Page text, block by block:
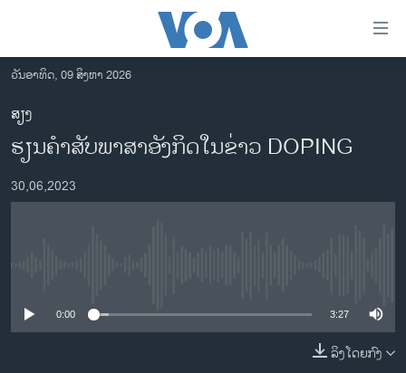
ເຂົ້າ
ຫາ
ຂ້າມ
ຂ້າມ
ຂ້າມ
ໄປ
ລາວ
ອາເມຣິກາ
ການເລືອກຕັ້ງ ປະທານາທີບໍດີ ສະຫະລັດ 2024
ອິດສະຫຼະພາບດ້ານການຂ່າວ
ວັນອາທິດ, 09 ສິງຫາ 2026
ສຽງ
ຮຽນຄຳສັບພາສາອັງກິດໃນຂ່າວ DOPING
30,06,2023
0:00 3:27
ລິງໂດຍກົງ